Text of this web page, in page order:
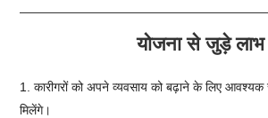
योजना से जुड़े लाभ
1. कारीगरों को अपने व्यवसाय को बढ़ाने के लिए
मिलेंगे।